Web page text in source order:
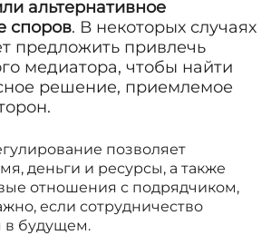
альтернативное
споров. В некоторых случаях
предложить привлечь
медиатора, чтобы найти
решение, приемлемое
позволяет
деньги и ресурсы, а также
отношения с подрядчиком,
если сотрудничество
в будущем.